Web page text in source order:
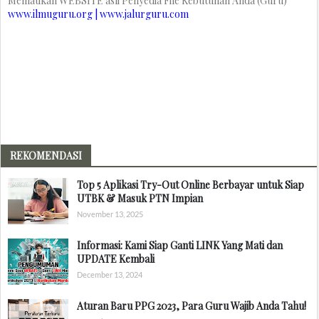
www.ilmuguru.org | www.jalurguru.com
REKOMENDASI
Top 5 Aplikasi Try-Out Online Berbayar untuk Siap
UTBK & Masuk PTN Impian
November 13, 2025
Informasi: Kami Siap Ganti LINK Yang Mati dan
UPDATE Kembali
December 13, 2024
Aturan Baru PPG 2023, Para Guru Wajib Anda Tahu!